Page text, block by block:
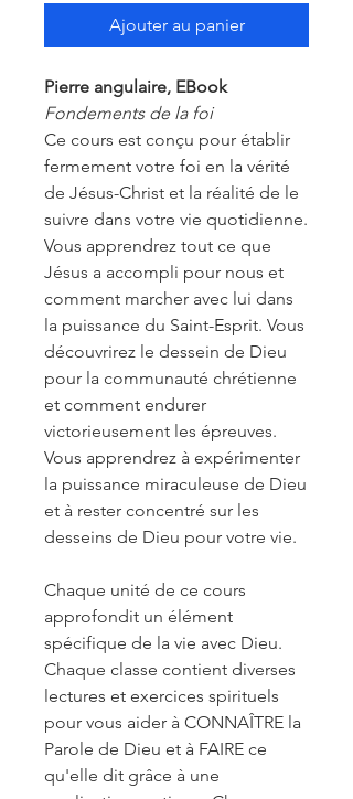
Ajouter au panier
Pierre angulaire, EBook
Fondements de la foi
Ce cours est conçu pour établir
fermement votre foi en la vérité
de Jésus-Christ et la réalité de le
suivre dans votre vie quotidienne.
Vous apprendrez tout ce que
Jésus a accompli pour nous et
comment marcher avec lui dans
la puissance du Saint-Esprit. Vous
découvrirez le dessein de Dieu
pour la communauté chrétienne
et comment endurer
victorieusement les épreuves.
Vous apprendrez à expérimenter
la puissance miraculeuse de Dieu
et à rester concentré sur les
desseins de Dieu pour votre vie.
Chaque unité de ce cours
approfondit un élément
spécifique de la vie avec Dieu.
Chaque classe contient diverses
lectures et exercices spirituels
pour vous aider à CONNAÎTRE la
Parole de Dieu et à FAIRE ce
qu'elle dit grâce à une